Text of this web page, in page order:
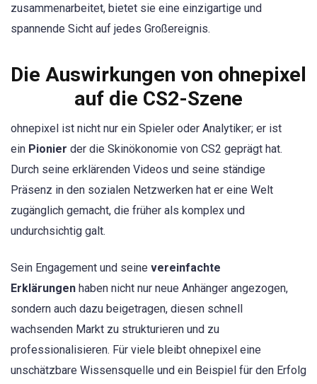
zusammenarbeitet, bietet sie eine einzigartige und
spannende Sicht auf jedes Großereignis.
Die Auswirkungen von ohnepixel
auf die CS2-Szene
ohnepixel ist nicht nur ein Spieler oder Analytiker; er ist
ein Pionier der die Skinökonomie von CS2 geprägt hat.
Durch seine erklärenden Videos und seine ständige
Präsenz in den sozialen Netzwerken hat er eine Welt
zugänglich gemacht, die früher als komplex und
undurchsichtig galt.
Sein Engagement und seine vereinfachte
Erklärungen haben nicht nur neue Anhänger angezogen,
sondern auch dazu beigetragen, diesen schnell
wachsenden Markt zu strukturieren und zu
professionalisieren. Für viele bleibt ohnepixel eine
unschätzbare Wissensquelle und ein Beispiel für den Erfolg